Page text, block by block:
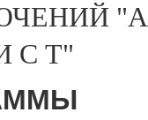
"А
С Т"